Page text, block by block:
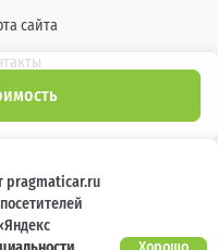
сайта
комплектаций, цветовой
акциях, сроках и условиях
носит информационный
pragmaticar.ru